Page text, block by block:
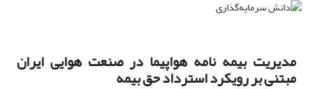
مدیریت بیمه نامه هواپیما در صنعت هوایی ایران
مبتنی بر رویکرد استرداد حق بیمه